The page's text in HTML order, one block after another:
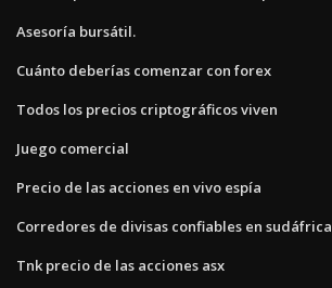
Asesoría bursátil.
Cuánto deberías comenzar con forex
Todos los precios criptográficos viven
Juego comercial
Precio de las acciones en vivo espía
Corredores de divisas confiables en sudáfrica
Tnk precio de las acciones asx